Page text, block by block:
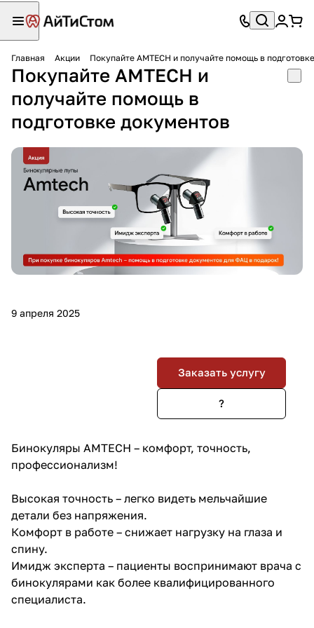
Главная Акции Покупайте AMTECH и получайте помощь в
Покупайте AMTECH и
получайте помощь в
подготовке документов
9 апреля 2025
Заказать услугу
?
Бинокуляры AMTECH – комфорт, точность,
профессионализм!
Высокая точность – легко видеть мельчайшие
детали без напряжения.
Комфорт в работе – снижает нагрузку на глаза и
спину.
Имидж эксперта – пациенты воспринимают врача с
бинокулярами как более квалифицированного
специалиста.